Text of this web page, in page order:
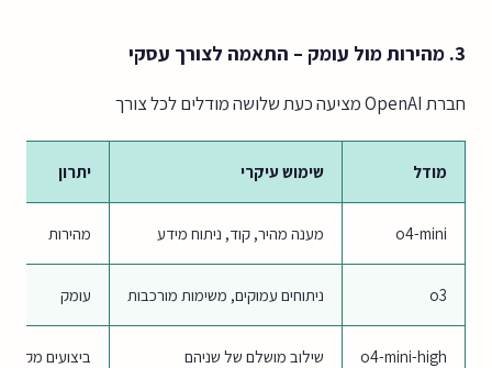
3. מהירות מול עומק – התאמה לצורך עסקי
חברת OpenAI מציעה כעת שלושה מודלים לכל צורך
מודל שימוש עיקרי יתרון
o4-mini מענה מהיר, קוד, ניתוח מידע מהירות
o3 ניתוחים עמוקים, משימות מורכבות עומק
o4-mini-high שילוב מושלם של שניהם ביצועים